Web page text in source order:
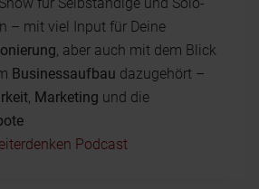
– mit viel Input für Deine
, aber auch mit dem Blick
Businessaufbau dazugehört –
, Marketing und die
Podcast